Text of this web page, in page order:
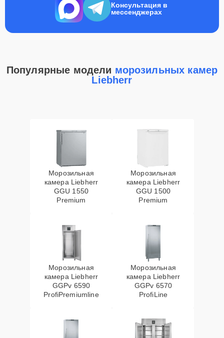
Консультация в
мессенджерах
Популярные модели морозильных камер
Liebherr
Морозильная
камера Liebherr
GGU 1550
Premium
Морозильная
камера Liebherr
GGU 1500
Premium
Морозильная
камера Liebherr
GGPv 6590
ProfiPremiumline
Морозильная
камера Liebherr
GGPv 6570
ProfiLine